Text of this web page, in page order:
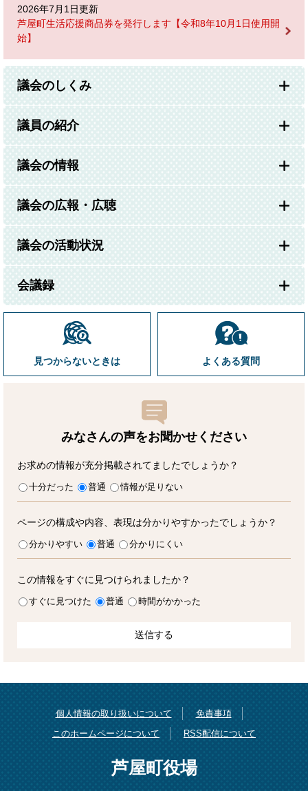
2026年7月1日更新
芦屋町生活応援商品券を発行します【令和8年10月1日使用開
始】
議会のしくみ
議員の紹介
議会の情報
議会の広報・広聴
議会の活動状況
会議録
見つからないときは よくある質問
みなさんの声をお聞かせ ください
お求めの情報が充分掲載されてましたでしょうか？
十分だった 普通 情報が足りない
ページの構成や内容、表現は分かりやすかったでしょうか？
分かりやすい 普通 分かりにくい
この情報をすぐに見つけられましたか？
すぐに見つけた 普通 時間がかかった
個人情報の取り扱いについて
免責事項
このホームページについて
RSS配信について
芦屋町役場